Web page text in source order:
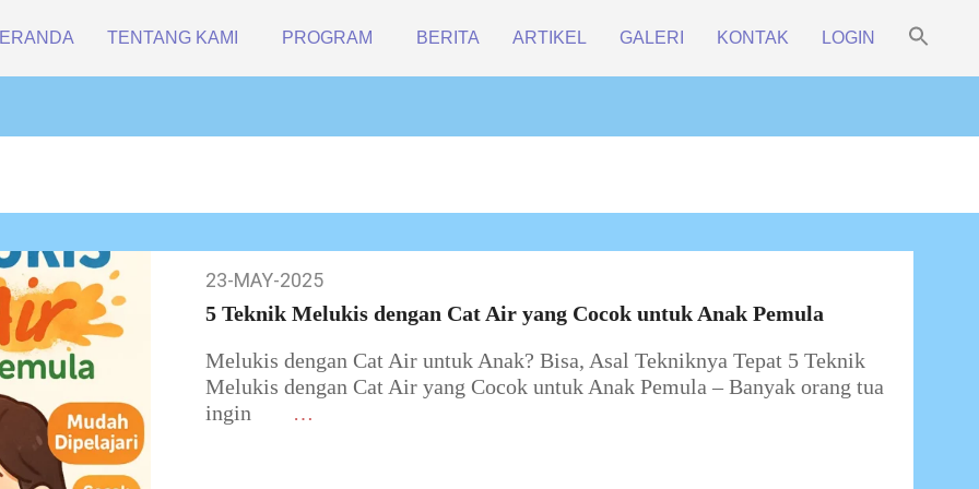
TENTANG KAMI PROGRAM BERITA ARTIKEL GALERI KONTAK LOGIN
May-
23-MAY-2025
5 Teknik Melukis dengan Cat Air yang Cocok untuk Anak Pemula
Melukis dengan Cat Air untuk Anak? Bisa, Asal Tekniknya Tepat 5 Teknik
Melukis dengan Cat Air yang Cocok untuk Anak Pemula – Banyak orang tua
ingin
…